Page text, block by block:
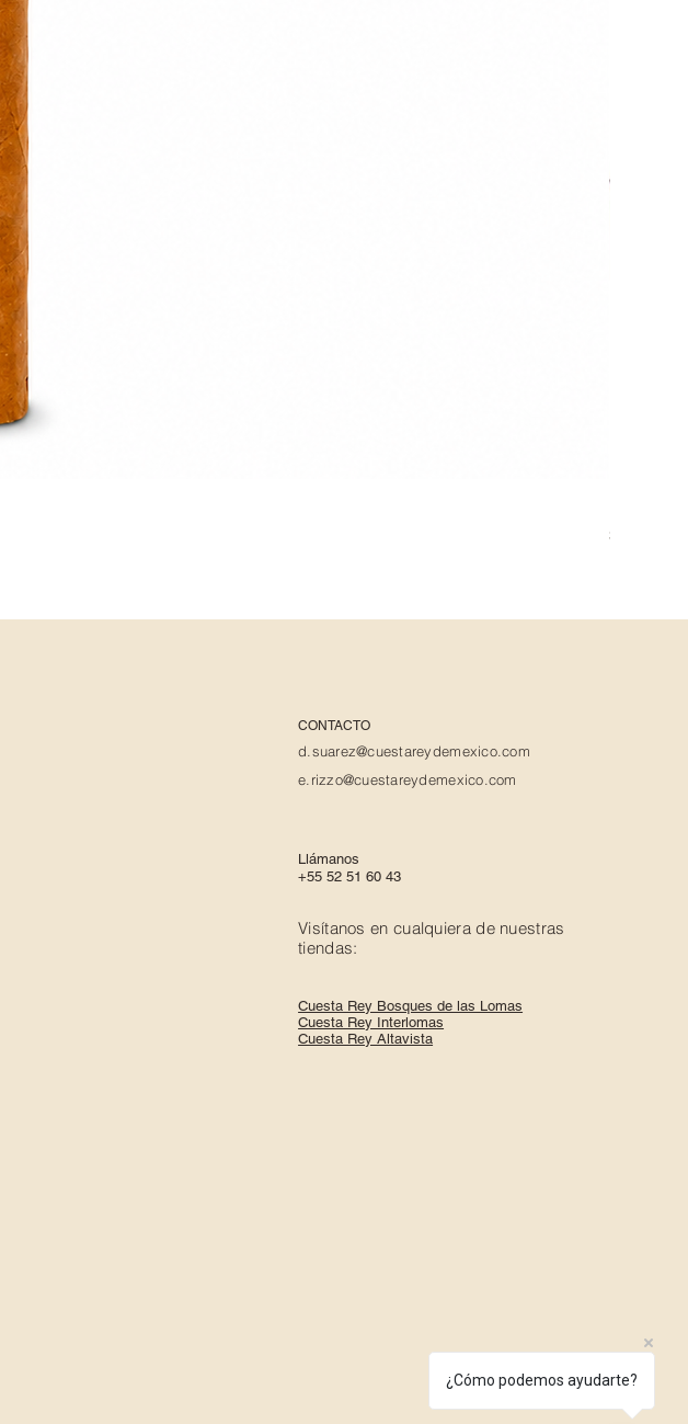
Precio
$384.00
CONTACTO
d.suarez@cuestareydemexico.com
e.rizzo@cuestareydemexico.com
Llámanos
+55 52 51 60 43
Visítanos en cualquiera de nuestras
tiendas:
Cuesta Rey Bosques de las Lomas
Cuesta Rey Interlomas
Cuesta Rey Altavista
¿Cómo podemos ayudarte?